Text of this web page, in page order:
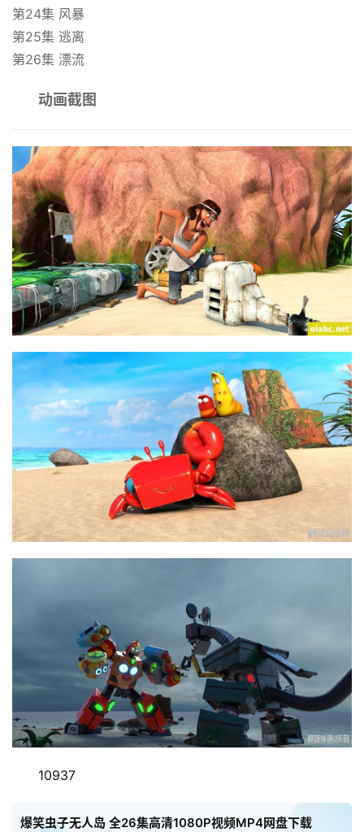
文
资
源
动
画
动
画
推
荐
热
门
专
选
教
材
登录 注册
第24集 风暴
第25集 逃离
第26集 漂流
动画截图
10937
爆笑虫子无人岛 全26集高清1080P视频MP4网盘下载